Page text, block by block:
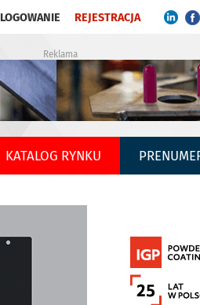
LOGOWANIE REJESTRACJA
Reklama
KATALOG RYNKU